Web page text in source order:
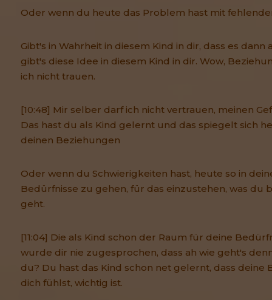
Oder wenn du heute das Problem hast mit
Gibt's in Wahrheit in diesem Kind in dir, dass es
gibt's diese Idee in diesem Kind in dir. Wow,
ich nicht trauen.
[10:48] Mir selber darf ich nicht vertrauen, meinen
Das hast du als Kind gelernt und das spiegelt sich
deinen Beziehungen
Oder wenn du Schwierigkeiten hast, heute so in
Bedürfnisse zu gehen, für das einzustehen, was du
geht.
[11:04] Die als Kind schon der Raum für deine
wurde dir nie zugesprochen, dass ah wie geht's
du? Du hast das Kind schon net gelernt, dass deine
dich fühlst, wichtig ist.